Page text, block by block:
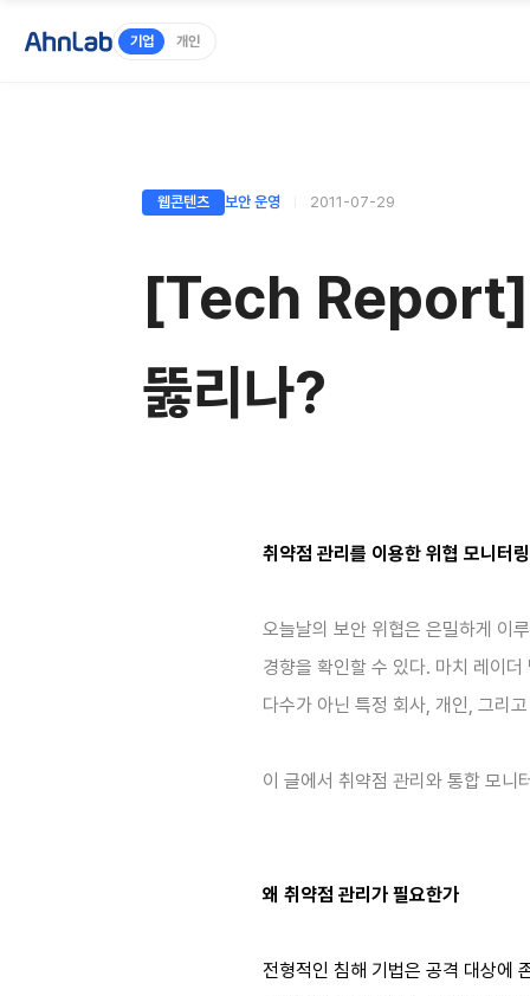
기업 개인
웹콘텐츠 보안 운영 2011-07-29
[Tech Report]
뚫리나?
취약점 관리를 이용한 위협 모니터
오늘날의 보안 위협은 은밀하게 이
경향을 확인할 수 있다. 마치 레이
다수가 아닌 특정 회사, 개인, 그리
이 글에서 취약점 관리와 통합 모니
왜 취약점 관리가 필요한가
전형적인 침해 기법은 공격 대상에